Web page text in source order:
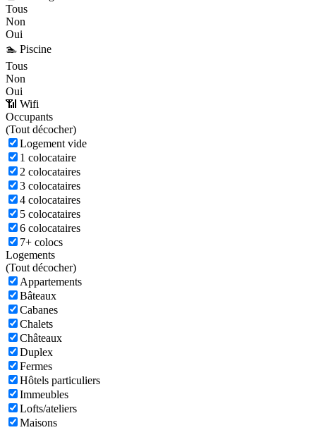
Tous
Non
Oui
🏊 Piscine
Tous
Non
Oui
📶 Wifi
Occupants
(Tout décocher)
Logement vide
1 colocataire
2 colocataires
3 colocataires
4 colocataires
5 colocataires
6 colocataires
7+ colocs
Logements
(Tout décocher)
Appartements
Bâteaux
Cabanes
Chalets
Châteaux
Duplex
Fermes
Hôtels particuliers
Immeubles
Lofts/ateliers
Maisons